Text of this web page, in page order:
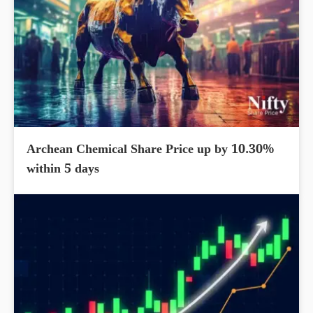
Archean Chemical Share Price up by 10.30%
within 5 days